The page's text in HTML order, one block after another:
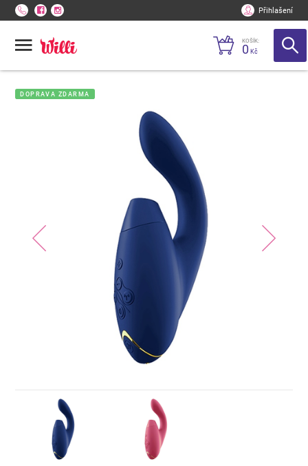
Přihlašení
KOŠÍK:
0 Kč
DOPRAVA ZDARMA